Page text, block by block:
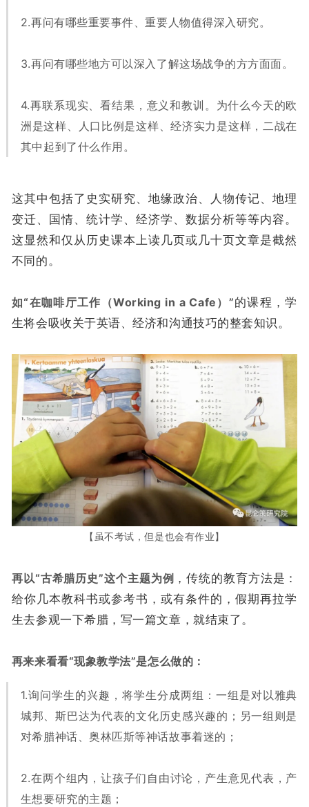
2.再问有哪些重要事件、重要人物值得深入研究。
3.再问有哪些地方可以深入了解这场战争的方方面面。
4.再联系现实、看结果，意义和教训。为什么今天的欧
洲是这样、人口比例是这样、经济实力是这样，二战在
其中起到了什么作用。
这其中包括了史实研究、地缘政治、人物传记、地理
变迁、国情、统计学、经济学、数据分析等等内容。
这显然和仅从历史课本上读几页或几十页文章是截然
不同的。
如“在咖啡厅工作 （Working in a Cafe） ”的课程，学
生将会吸收关于英语、经济和沟通技巧的整套知识。
【虽不考试，但是也会有作业】
再以“古希腊历史”这个主题为例 ，传统的教育方法是：
给你几本教科书或参考书，或有条件的，假期再拉学
生去参观一下希腊，写一篇文章，就结束了。
再来来看看“现象教学法”是怎么做的：
1.询问学生的兴趣，将学生分成两组：一组是对以雅典
城邦、斯巴达为代表的文化历史感兴趣的；另一组则是
对希腊神话、奥林匹斯等神话故事着迷的；
2.在两个组内，让孩子们自由讨论，产生意见代表，产
生想要研究的主题；